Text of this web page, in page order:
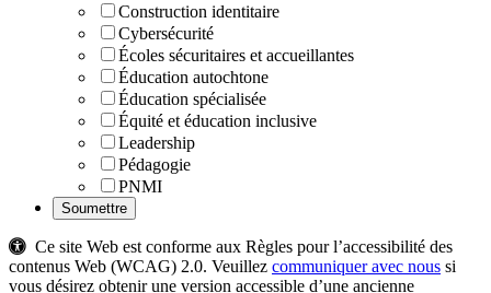
Construction identitaire
Cybersécurité
Écoles sécuritaires et accueillantes
Éducation autochtone
Éducation spécialisée
Équité et éducation inclusive
Leadership
Pédagogie
PNMI
Ce site Web est conforme aux Règles pour l’accessibilité des
contenus Web (WCAG) 2.0. Veuillez communiquer avec nous si
vous désirez obtenir une version accessible d’une ancienne